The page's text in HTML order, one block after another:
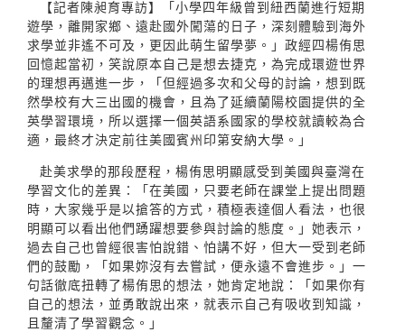
【記者陳昶育專訪】「小學四年級曾到紐西蘭進行短期
遊學，離開家鄉、遠赴國外闖蕩的日子，深刻體驗到海外
求學並非遙不可及，更因此萌生留學夢。」政經四楊侑思
回憶起當初，笑說原本自己是想去捷克，為完成環遊世界
的理想再邁進一步，「但經過多次和父母的討論，想到既
然學校有大三出國的機會，且為了延續蘭陽校園提供的全
英學習環境，所以選擇一個英語系國家的學校就讀較為合
適，最終才決定前往美國賓州印第安納大學。」
赴美求學的那段歷程，楊侑思明顯感受到美國與臺灣在
學習文化的差異：「在美國，只要老師在課堂上提出問題
時，大家幾乎是以搶答的方式，積極表達個人看法，也很
明顯可以看出他們踴躍想要參與討論的態度。」她表示，
過去自己也曾經很害怕說錯、怕講不好，但大一受到老師
們的鼓勵，「如果妳沒有去嘗試，便永遠不會進步。」一
句話徹底扭轉了楊侑思的想法，她肯定地說：「如果你有
自己的想法，並勇敢說出來，就表示自己有吸收到知識，
且釐清了學習觀念。」